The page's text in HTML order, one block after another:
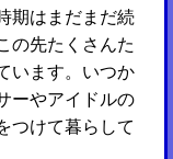
期はまだまだ続
の先たくさんた
います。いつか
ーやアイドルの
つけて暮らして